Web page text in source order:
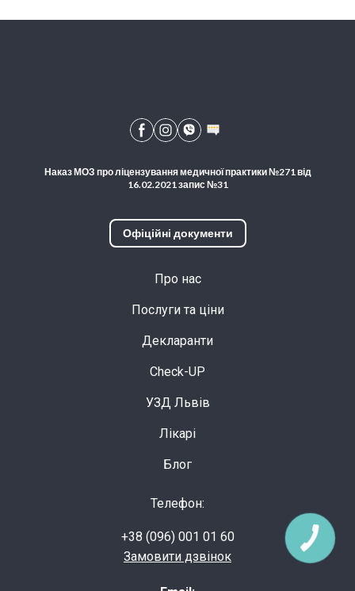
Наказ МОЗ про ліцензування медичної практики №271 від
16.02.2021 запис №31
Офіційні документи
Про нас
Послуги та ціни
Декларанти
Check-UP
УЗД Львів
Лікарі
Блог
Телефон:
+38 (096) 001 01 60
Замовити дзвінок